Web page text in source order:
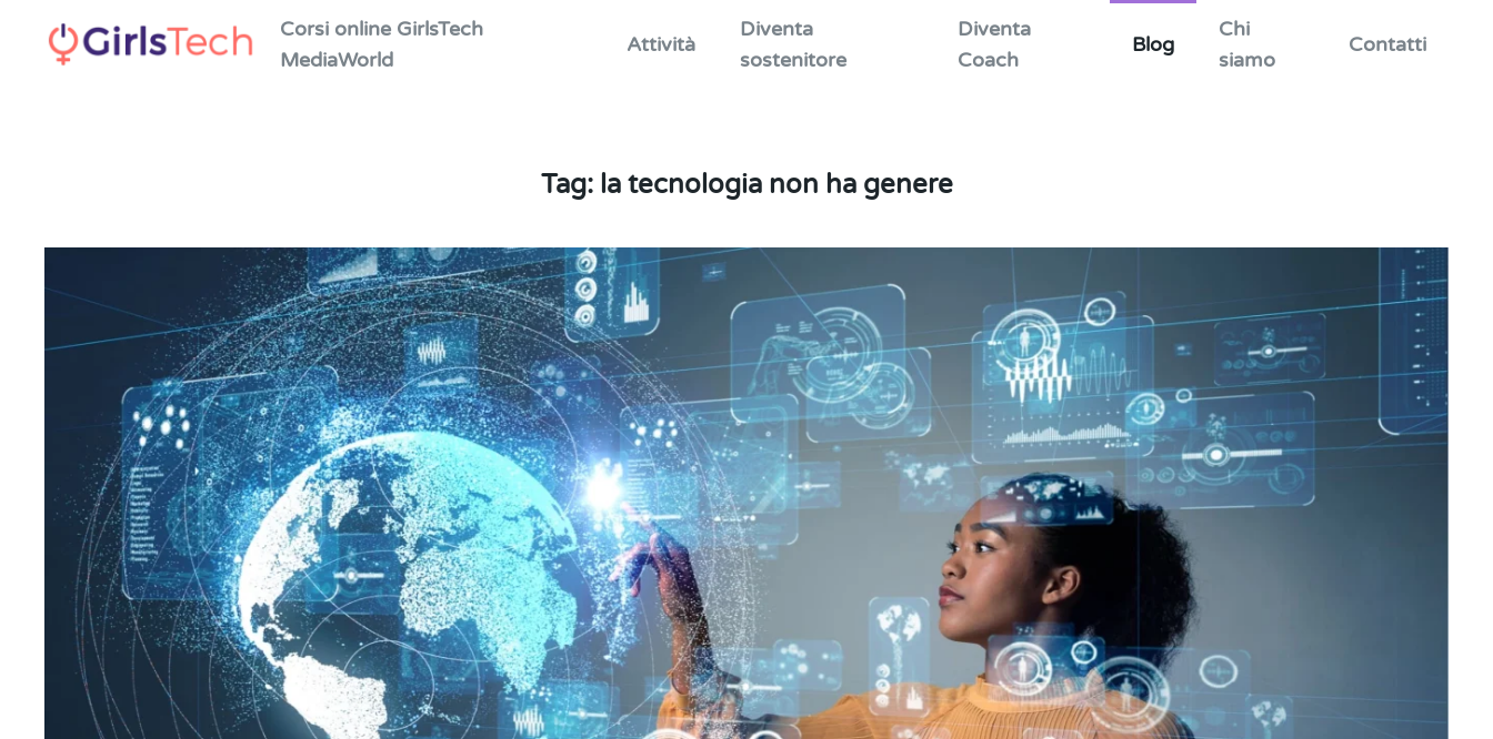
Skip to main content
Corsi online GirlsTech
MediaWorld
Attività
Diventa
sostenitore
Diventa
Coach
Blog
Chi
siamo
Contatti
Tag: la tecnologia non ha genere